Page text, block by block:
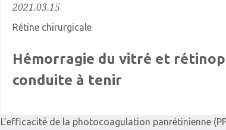
2021.03.15
Rétine chirurgicale
Hémorragie du vitré et
conduite à tenir
L’efficacité de la photocoagulation panrétinienne